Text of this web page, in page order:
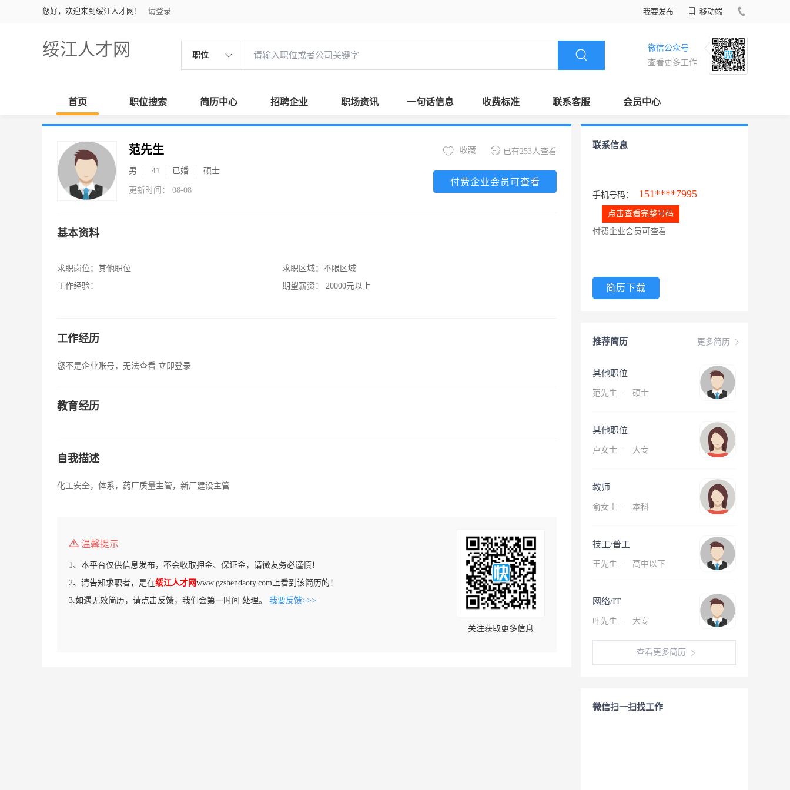
您好，欢迎来到绥江人才网！ 请登录 我要发布 移动端
绥江人才网 职位
微信公众号
查看更多工作
首页 职位搜索 简历中心 招聘企业 职场资讯 一句话信息 收费标准 联系客服 会员中心
范先生
男 41 已婚 硕士
更新时间： 08-08
已有253人查看
收藏
付费企业会员可查看
基本资料
求职岗位： 其他职位
工作经验：
求职区域： 不限区域
期望薪资：
20000元以上
工作经历
您不是企业账号，无法查看 立即登录
教育经历
自我描述
化工安全，体系，药厂质量主管，新厂建设主管
温馨提示
1、本平台仅供信息发布，不会收取押金、保证金，请微友务必谨慎！
2、请告知求职者，是在绥江人才网www.gzshendaoty.com上看到该简历的！
3.如遇无效简历，请点击反馈，我们会第一时间 处理。 我要反馈>>>
关注获取更多信息
联系信息
手机号码： 151****7995
点击查看完整号码
付费企业会员可查看
简历下载
更多简历
推荐简历
其他职位
范先生 · 硕士
其他职位
卢女士 · 大专
教师
俞女士 · 本科
技工/普工
王先生 · 高中以下
网络/IT
叶先生 · 大专
查看更多简历
微信扫一扫找工作